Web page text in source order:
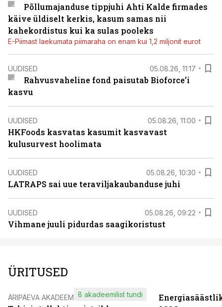
Põllumajanduse tippjuhi Ahti Kalde firmades
käive üldiselt kerkis, kasum samas nii
kahekordistus kui ka sulas pooleks
E-Piimast laekumata piimaraha on enam kui 1,2 miljonit eurot
UUDISED 05.08.26, 11:17
Rahvusvaheline fond paisutab Bioforce’i
kasvu
UUDISED 05.08.26, 11:00
HKFoods kasvatas kasumit kasvavast
kulusurvest hoolimata
UUDISED 05.08.26, 10:30
LATRAPS sai uue teraviljakaubanduse juhi
UUDISED 05.08.26, 09:22
Vihmane juuli pidurdas saagikoristust
ÜRITUSED
ÄRIPÄEVA AKADEEMIA8 akadeemilist tundi